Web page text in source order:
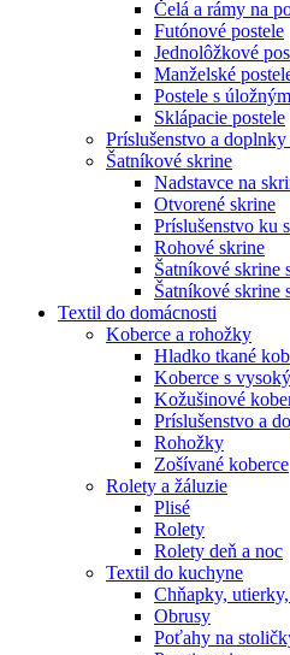
Čelá a rámy na
Futónové postele
Jednolôžkové
Manželské
Postele s
Sklápacie postele
Príslušenstvo a doplnky
Šatníkové skrine
Nadstavce na
Otvorené skrine
Príslušenstvo ku
Rohové skrine
Šatníkové skrine
Šatníkové skrine
Textil do domácnosti
Koberce a rohožky
Hladko tkané
Koberce s
Kožušinové
Príslušenstvo a
Rohožky
Zošívané koberce
Rolety a žáluzie
Plisé
Rolety
Rolety deň a noc
Textil do kuchyne
Chňapky,
Obrusy
Poťahy na